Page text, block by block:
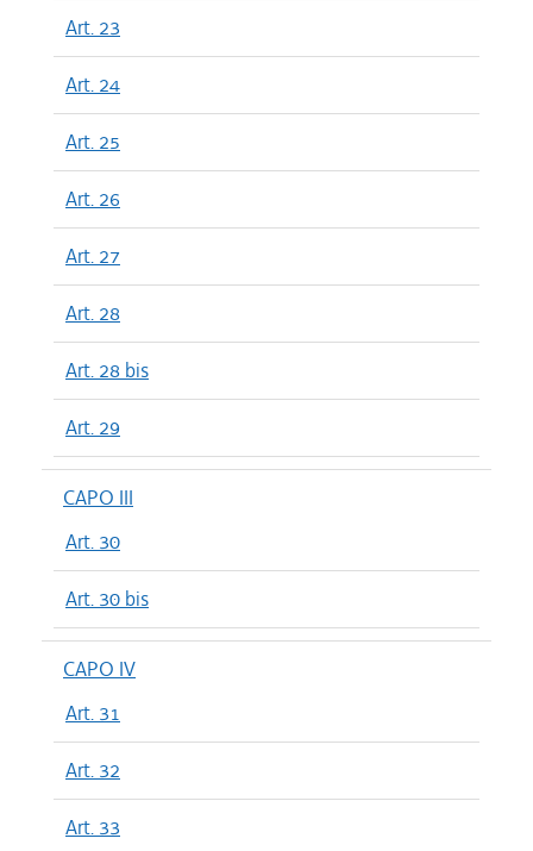
Art. 23
Art. 24
Art. 25
Art. 26
Art. 27
Art. 28
Art. 28 bis
Art. 29
CAPO III
Art. 30
Art. 30 bis
CAPO IV
Art. 31
Art. 32
Art. 33